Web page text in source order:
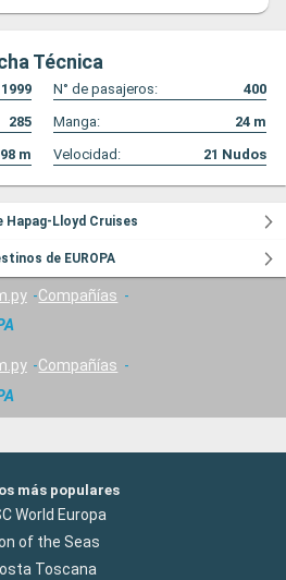
Técnica
1999 N° de pasajeros:
400
285 Manga: 24 m
m Velocidad: 21 Nudos
Hapag-Lloyd Cruises
de EUROPA
Compañías
Compañías
más populares
World Europa
of the Seas
Toscana